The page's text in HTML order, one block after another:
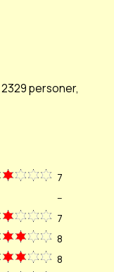
personer,
7
--
7
8
8